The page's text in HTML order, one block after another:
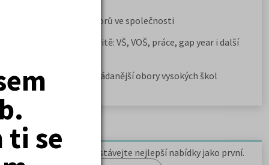
ti se
Prestiž a vnímání oborů ve společnosti
Rozcestník po maturitě: VŠ, VOŠ, práce, gap year i další
Jak se dostat na nejžádanější obory vysokých škol
Newsletter
Zaregistrujte se a dostávejte nejlepší nabídky jako první.